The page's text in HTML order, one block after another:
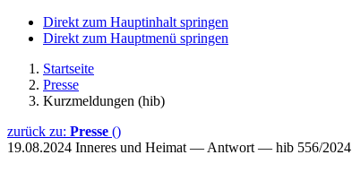
Direkt zum Hauptinhalt springen
Direkt zum Hauptmenü springen
Startseite
Presse
Kurzmeldungen (hib)
zurück zu: Presse ()
19.08.2024 Inneres und Heimat — Antwort — hib 556/2024